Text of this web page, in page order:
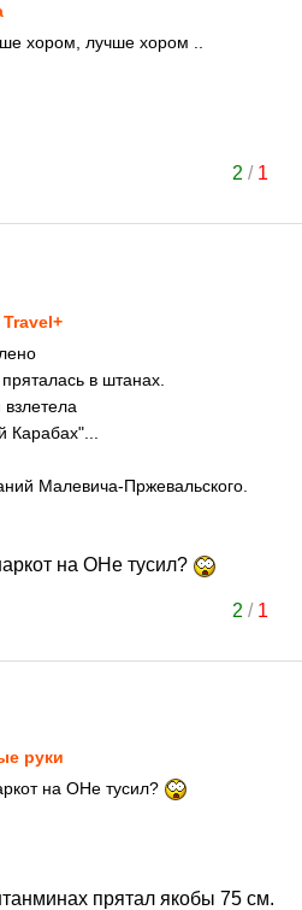
хором, лучше хором ..
2 / 1
в штанах.
Карабах"...
Малевича-Пржевальского.
на ОНе тусил?
2 / 1
руки
на ОНе тусил?
прятал якобы 75 см.